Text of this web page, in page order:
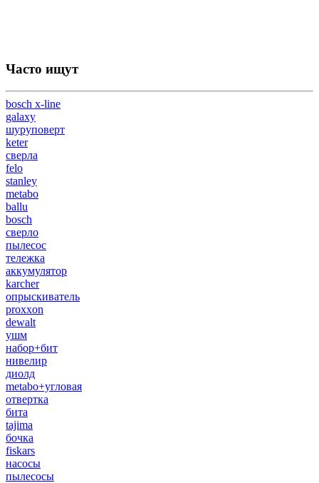
Часто ищут
bosch x-line
galaxy
шуруповерт
keter
сверла
felo
stanley
metabo
ballu
bosch
сверло
пылесос
тележка
аккумулятор
karcher
опрыскиватель
proxxon
dewalt
ушм
набор+бит
нивелир
диолд
metabo+угловая
отвертка
бита
tajima
бочка
fiskars
насосы
пылесосы